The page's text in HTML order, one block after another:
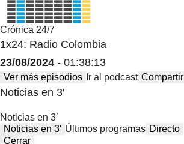
Crónica 24/7
1x24: Radio Colombia
23/08/2024 - 01:38:13
Ver más episodios Ir al podcast Compartir
Noticias en 3′
Noticias en 3′
Noticias en 3′ Últimos programas Directo
Cerrar